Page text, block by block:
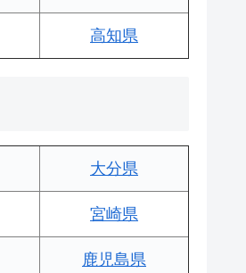
高知県
大分県
宮崎県
鹿児島県